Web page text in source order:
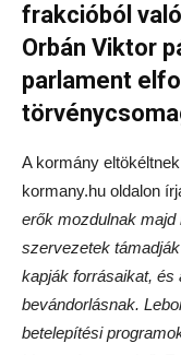
frakcióból
Orbán Viktor
parlament
A kormány
kormany.hu oldalon
erők mozdulnak majd
szervezetek
kapják forrásaikat, és
bevándorlásnak.
betelepítési